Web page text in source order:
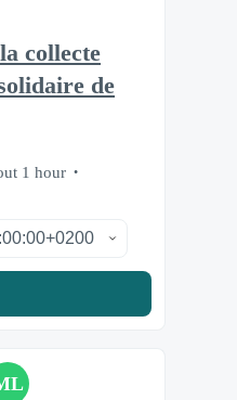
collecte
de
1 hour